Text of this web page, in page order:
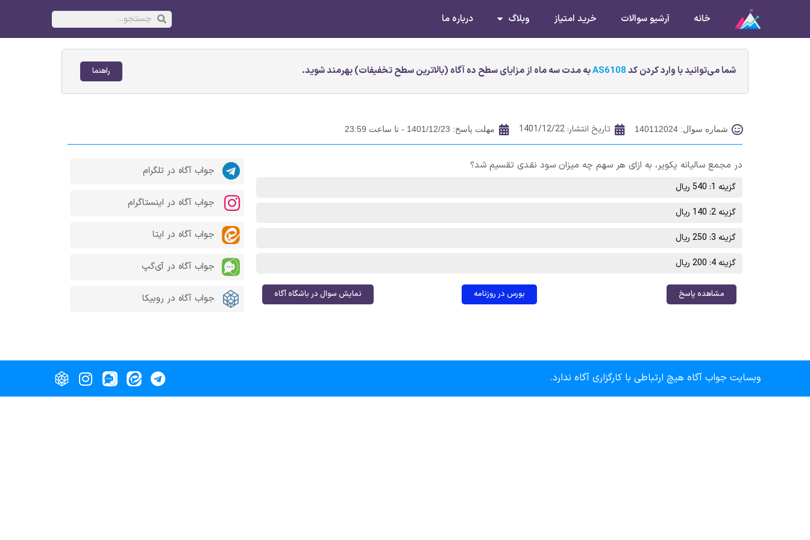
خانه آرشیو سوالات خرید امتیاز وبلاگ درباره ما
شما می‌توانید با وارد کردن کدAS6108به مدت سه ماه از مزایای سطح ده آگاه (بالاترین سطح تخفیفات) بهرمند شوید. راهنما
شماره سوال: 140112024 تاریخ انتشار: 1401/12/22 مهلت پاسخ: 1401/12/23 - تا ساعت 23:59
در مجمع سالیانه پکویر، به ازای هر سهم چه میزان سود نقدی تقسیم شد؟
گزینه 1: 540 ریال
گزینه 2: 140 ریال
گزینه 3: 250 ریال
گزینه 4: 200 ریال
مشاهده پاسخ بورس در روزنامه نمایش سوال در باشگاه آگاه
جواب آگاه در تلگرام
جواب آگاه در اینستاگرام
جواب آگاه در ایتا
جواب آگاه در آی‌گپ
جواب آگاه در روبیکا
وبسایت جواب آگاه هیچ ارتباطی با کارگزاری آگاه ندارد.